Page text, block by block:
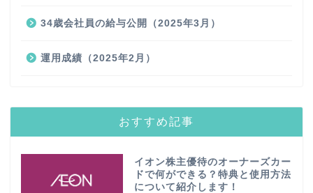
34歳会社員の給与公開（2025年3月）
運用成績（2025年2月）
おすすめ記事
イオン株主優待のオーナーズカー
ドで何ができる？特典と使用方法
について紹介します！